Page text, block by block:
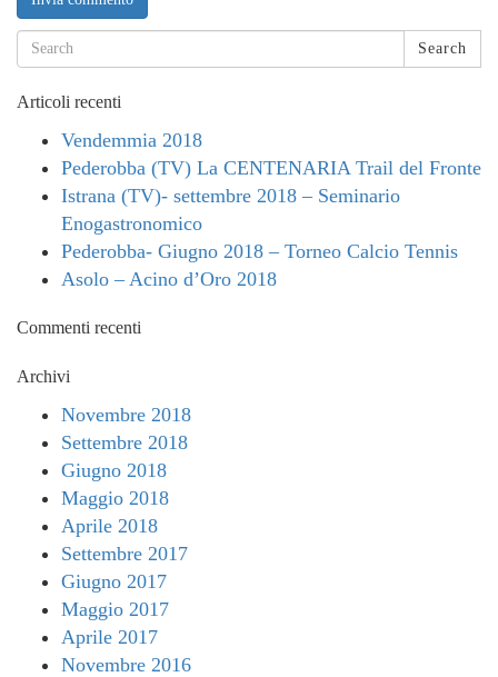
Search
Articoli recenti
Vendemmia 2018
Pederobba (TV) La CENTENARIA Trail del Fronte
Istrana (TV)- settembre 2018 – Seminario
Enogastronomico
Pederobba- Giugno 2018 – Torneo Calcio Tennis
Asolo – Acino d’Oro 2018
Commenti recenti
Archivi
Novembre 2018
Settembre 2018
Giugno 2018
Maggio 2018
Aprile 2018
Settembre 2017
Giugno 2017
Maggio 2017
Aprile 2017
Novembre 2016